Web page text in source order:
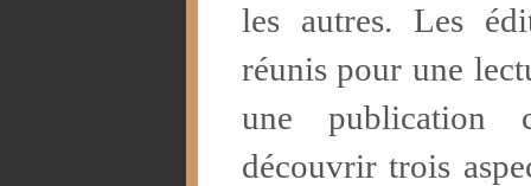
les autres. Les
réunis pour une
une publication
découvrir trois